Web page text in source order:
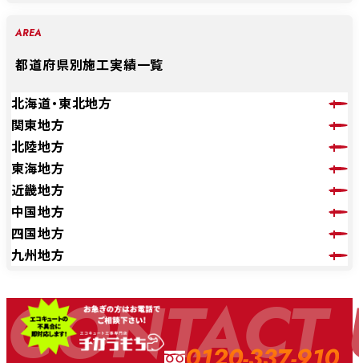
AREA
都道府県別施工実績一覧
北海道・東北地方
関東地方
北陸地方
東海地方
近畿地方
中国地方
四国地方
九州地方
CONTACT